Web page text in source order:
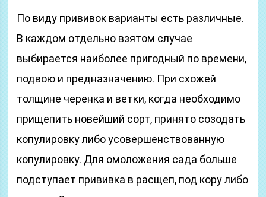
По виду прививок варианты есть различные.
В каждом отдельно взятом случае
выбирается наиболее пригодный по времени,
подвою и предназначению. При схожей
толщине черенка и ветки, когда необходимо
прищепить новейший сорт, принято созодать
копулировку либо усовершенствованную
копулировку. Для омоложения сада больше
подступает прививка в расщеп, под кору либо